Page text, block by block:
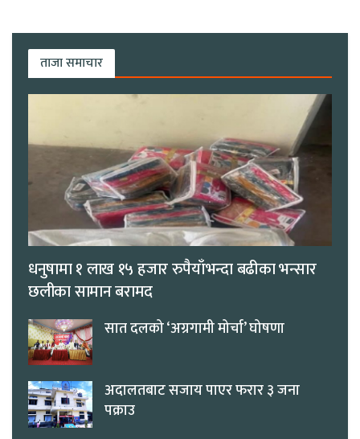
ताजा समाचार
धनुषामा १ लाख १५ हजार रुपैयाँभन्दा बढीका भन्सार
छलीका सामान बरामद
सात दलको ‘अग्रगामी मोर्चा’ घोषणा
अदालतबाट सजाय पाएर फरार ३ जना
पक्राउ